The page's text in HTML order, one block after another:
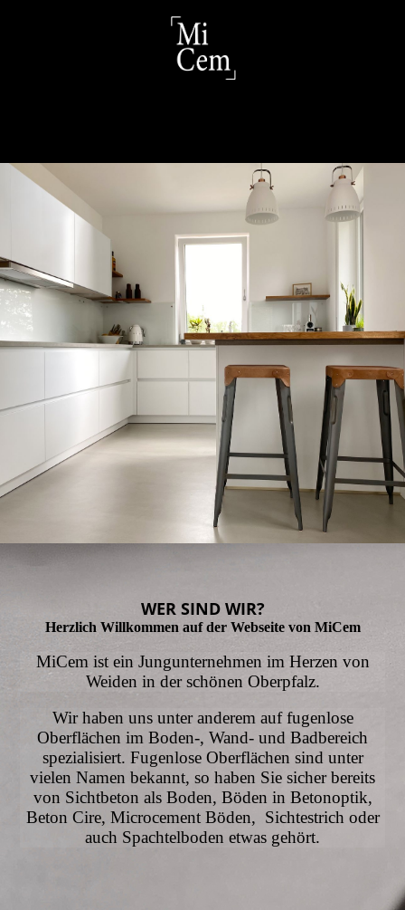
WER SIND WIR?
Herzlich Willkommen auf der Webseite von MiCem
MiCem ist ein Jungunternehmen im Herzen von
Weiden in der schönen Oberpfalz.
Wir haben uns unter anderem auf fugenlose
Oberflächen im Boden-, Wand- und Badbereich
spezialisiert. Fugenlose Oberflächen sind unter
vielen Namen bekannt, so haben Sie sicher bereits
von Sichtbeton als Boden, Böden in Betonoptik,
Beton Cire, Microcement Böden, Sichtestrich oder
auch Spachtelboden etwas gehört.